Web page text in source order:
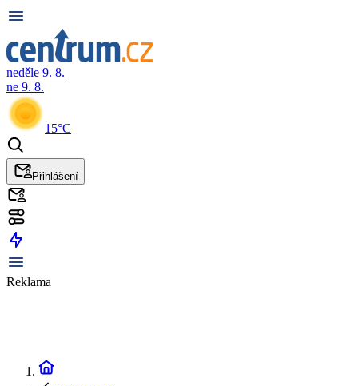
neděle 9. 8.
ne 9. 8.
15°C
Přihlášení
Reklama